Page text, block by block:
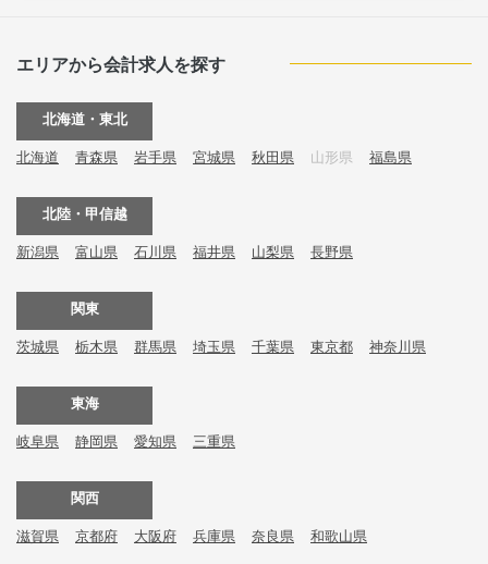
エリアから会計求人を探す
北海道・東北
北海道 青森県 岩手県 宮城県 秋田県 山形県 福島県
北陸・甲信越
新潟県 富山県 石川県 福井県 山梨県 長野県
関東
茨城県 栃木県 群馬県 埼玉県 千葉県 東京都 神奈川県
東海
岐阜県 静岡県 愛知県 三重県
関西
滋賀県 京都府 大阪府 兵庫県 奈良県 和歌山県